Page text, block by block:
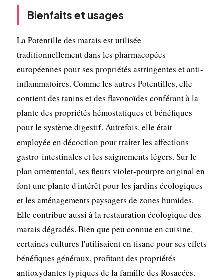
Bienfaits et usages
La Potentille des marais est utilisée
traditionnellement dans les pharmacopées
européennes pour ses propriétés astringentes et anti-
inflammatoires. Comme les autres Potentilles, elle
contient des tanins et des flavonoïdes conférant à la
plante des propriétés hémostatiques et bénéfiques
pour le système digestif. Autrefois, elle était
employée en décoction pour traiter les affections
gastro-intestinales et les saignements légers. Sur le
plan ornemental, ses fleurs violet-pourpre original en
font une plante d'intérêt pour les jardins écologiques
et les aménagements paysagers de zones humides.
Elle contribue aussi à la restauration écologique des
marais dégradés. Bien que peu connue en cuisine,
certaines cultures l'utilisaient en tisane pour ses effets
bénéfiques généraux, profitant des propriétés
antioxydantes typiques de la famille des Rosacées.